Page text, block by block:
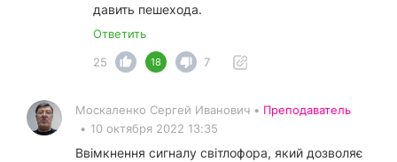
давить пешехода.
Ответить
25
18 7
Москаленко Сергей Иванович • Преподаватель
• 10 октября 2022 13:35
Ввімкнення сигналу світлофора, який дозволяє